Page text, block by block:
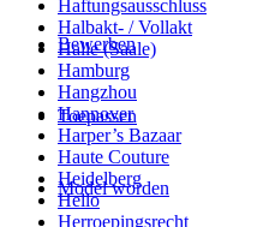
Bewerben
Toepassen
Model worden
Haftungsausschluss
Halbakt- / Vollakt
Halle (Saale)
Hamburg
Hangzhou
Hannover
Harper’s Bazaar
Haute Couture
Heidelberg
Hello
Herroepingsrecht